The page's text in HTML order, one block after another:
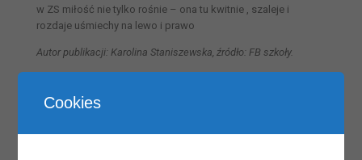
w ZS miłość nie tylko rośnie – ona tu kwitnie , szaleje i
rozdaje uśmiechy na lewo i prawo
Autor publikacji: Karolina Staniszewska, źródło: FB szkoły.
Cookies